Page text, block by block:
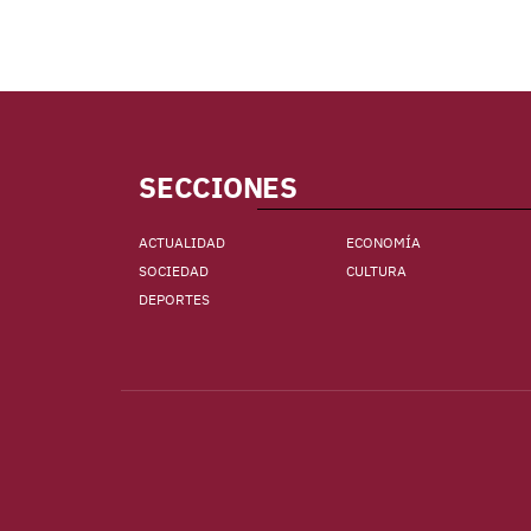
SECCIONES
ACTUALIDAD
ECONOMÍA
SOCIEDAD
CULTURA
DEPORTES